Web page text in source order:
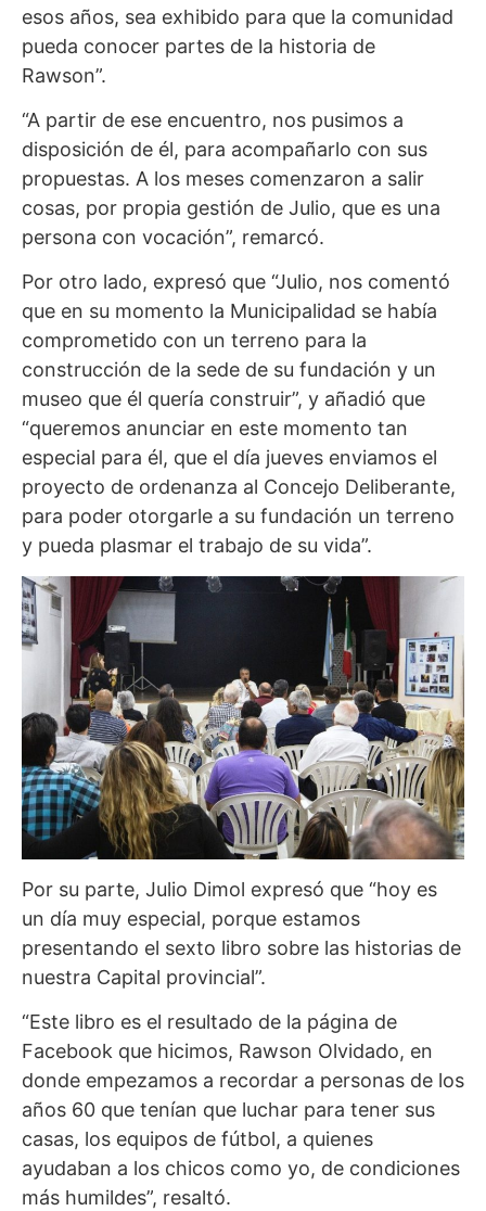
esos años, sea exhibido para que la comunidad
pueda conocer partes de la historia de
Rawson”.
“A partir de ese encuentro, nos pusimos a
disposición de él, para acompañarlo con sus
propuestas. A los meses comenzaron a salir
cosas, por propia gestión de Julio, que es una
persona con vocación”, remarcó.
Por otro lado, expresó que “Julio, nos comentó
que en su momento la Municipalidad se había
comprometido con un terreno para la
construcción de la sede de su fundación y un
museo que él quería construir”, y añadió que
“queremos anunciar en este momento tan
especial para él, que el día jueves enviamos el
proyecto de ordenanza al Concejo Deliberante,
para poder otorgarle a su fundación un terreno
y pueda plasmar el trabajo de su vida”.
Por su parte, Julio Dimol expresó que “hoy es
un día muy especial, porque estamos
presentando el sexto libro sobre las historias de
nuestra Capital provincial”.
“Este libro es el resultado de la página de
Facebook que hicimos, Rawson Olvidado, en
donde empezamos a recordar a personas de los
años 60 que tenían que luchar para tener sus
casas, los equipos de fútbol, a quienes
ayudaban a los chicos como yo, de condiciones
más humildes”, resaltó.